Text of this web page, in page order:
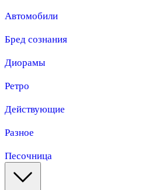
Автомобили
Бред сознания
Диорамы
Ретро
Действующие
Разное
Песочница